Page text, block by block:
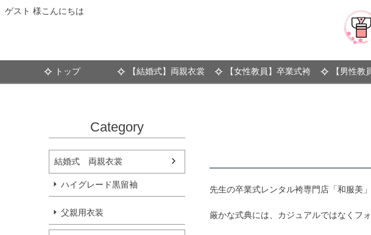
ゲスト 様こんにちは
トップ 【結婚式】両親衣裳 【女性教員】卒業式袴 【男性教
Category
結婚式 両親衣裳
ハイグレード黒留袖
父親用衣装
先生の卒業式レンタル袴専門店「和服美
厳かな式典には、カジュアルではなくフ